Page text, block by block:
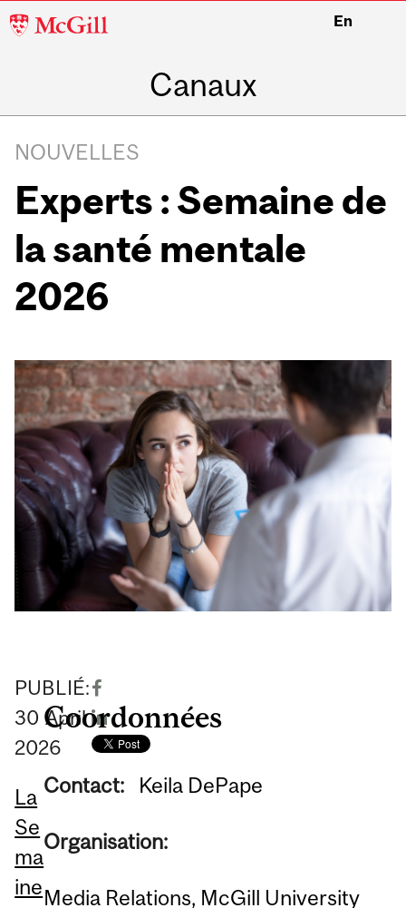
McGill
En
Canaux
NOUVELLES
Experts : Semaine de
la santé mentale
2026
PUBLIÉ:
30 April
2026
La
Se
ma
ine
Coordonnées
Contact: Keila DePape
Organisation:
Media Relations, McGill University